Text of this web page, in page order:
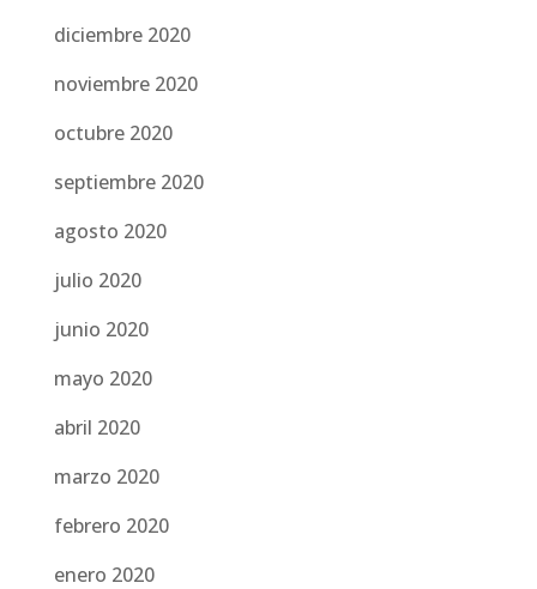
diciembre 2020
noviembre 2020
octubre 2020
septiembre 2020
agosto 2020
julio 2020
junio 2020
mayo 2020
abril 2020
marzo 2020
febrero 2020
enero 2020